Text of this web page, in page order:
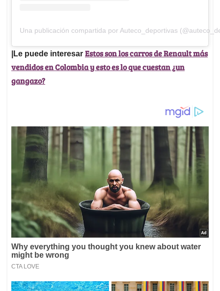
Una publicación compartida por Auteco_deportivas
|Le puede interesar Estos son los carros de Renault más
vendidos en Colombia y esto es lo que cuestan ¿un
gangazo?